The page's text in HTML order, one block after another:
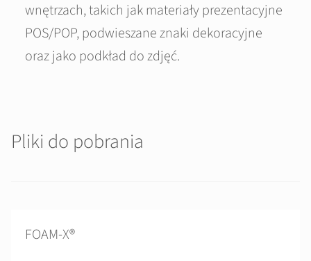
wnętrzach, takich jak materiały prezentacyjne
POS/POP, podwieszane znaki dekoracyjne
oraz jako podkład do zdjęć.
Pliki do pobrania
FOAM-X®